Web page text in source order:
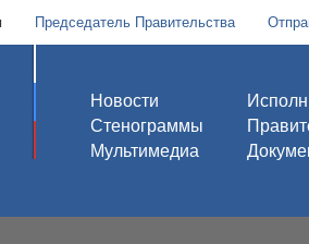
Председатель Правительства
Новости
Стенограммы
Мультимедиа